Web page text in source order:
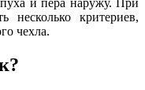
несколько критериев,
чехла.